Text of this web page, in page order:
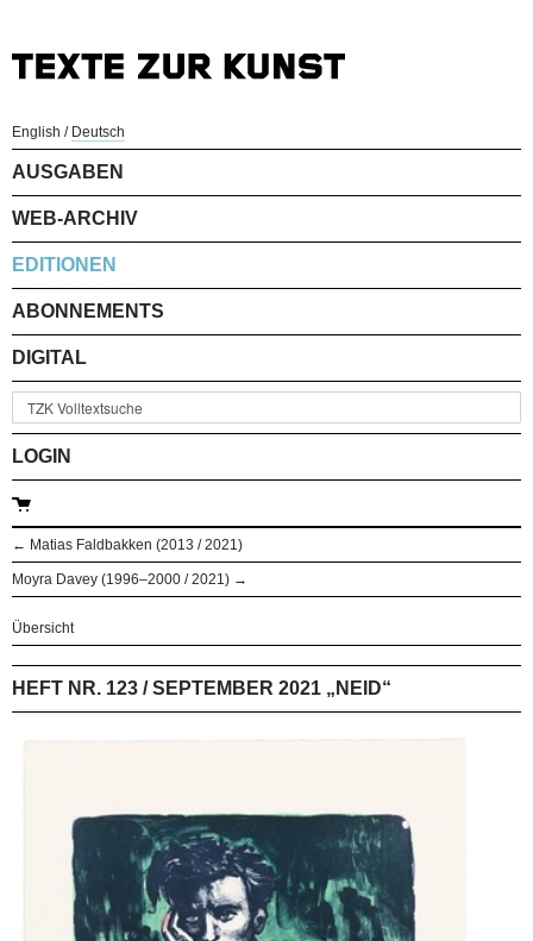
English / Deutsch
AUSGABEN
WEB-ARCHIV
EDITIONEN
ABONNEMENTS
DIGITAL
LOGIN
← Matias Faldbakken (2013 / 2021)
Moyra Davey (1996–2000 / 2021) →
Übersicht
HEFT NR. 123 / SEPTEMBER 2021 „NEID“